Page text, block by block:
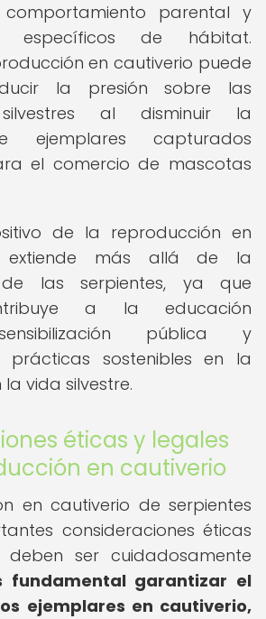
comportamiento parental y
específicos de hábitat.
en cautiverio puede
la presión sobre las
al disminuir la
ejemplares capturados
el comercio de mascotas
de la reproducción en
extiende más allá de la
de las serpientes, ya que
a la educación
pública y
prácticas sostenibles en la
vida silvestre.
éticas y legales
en cautiverio
en cautiverio de serpientes
consideraciones éticas
ser cuidadosamente
fundamental garantizar el
ejemplares en cautiverio,